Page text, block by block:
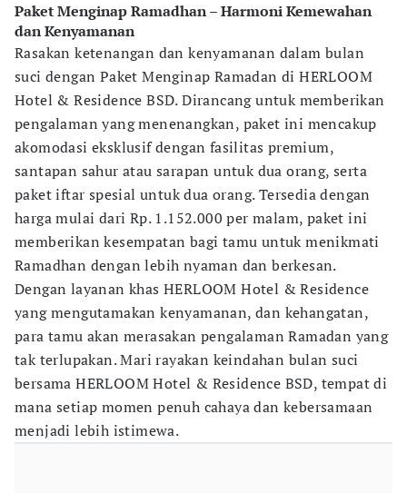
Paket Menginap Ramadhan – Harmoni Kemewahan
dan Kenyamanan
Rasakan ketenangan dan kenyamanan dalam bulan
suci dengan Paket Menginap Ramadan di HERLOOM
Hotel & Residence BSD. Dirancang untuk memberikan
pengalaman yang menenangkan, paket ini mencakup
akomodasi eksklusif dengan fasilitas premium,
santapan sahur atau sarapan untuk dua orang, serta
paket iftar spesial untuk dua orang. Tersedia dengan
harga mulai dari Rp. 1.152.000 per malam, paket ini
memberikan kesempatan bagi tamu untuk menikmati
Ramadhan dengan lebih nyaman dan berkesan.
Dengan layanan khas HERLOOM Hotel & Residence
yang mengutamakan kenyamanan, dan kehangatan,
para tamu akan merasakan pengalaman Ramadan yang
tak terlupakan. Mari rayakan keindahan bulan suci
bersama HERLOOM Hotel & Residence BSD, tempat di
mana setiap momen penuh cahaya dan kebersamaan
menjadi lebih istimewa.